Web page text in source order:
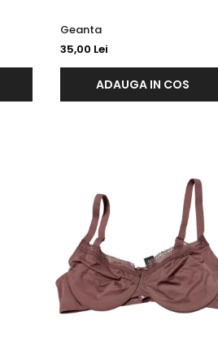
Geanta
35,00 Lei
ADAUGA IN COS